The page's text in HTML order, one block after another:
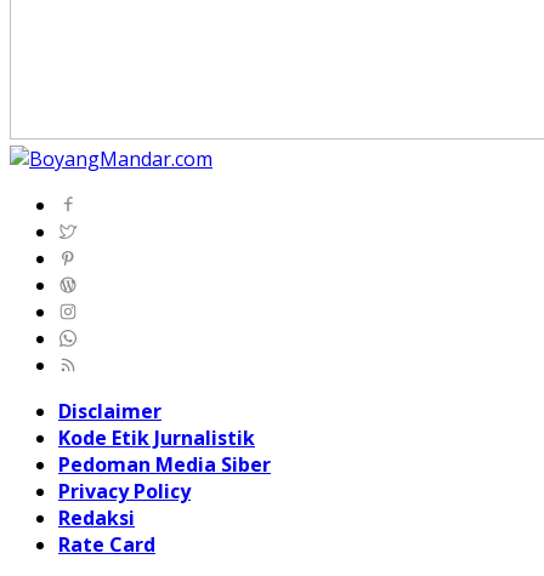
Disclaimer
Kode Etik Jurnalistik
Pedoman Media Siber
Privacy Policy
Redaksi
Rate Card